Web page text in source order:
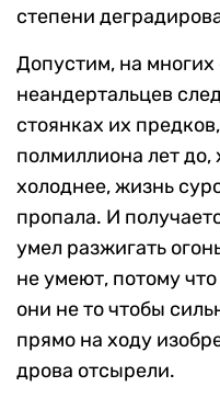
степени
Допустим, на многих
неандертальцев
стоянках их
полмиллиона лет до,
холоднее, жизнь
пропала. И
умел разжигать
не умеют, потому
они не то чтобы
прямо на ходу
дрова отсырели.